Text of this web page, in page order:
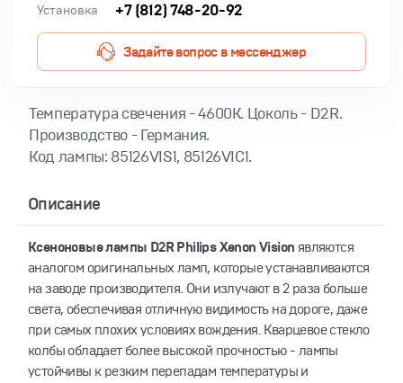
Установка +7 (812) 748-20-92
Задайте вопрос в мессенджер
Температура свечения - 4600К. Цоколь - D2R.
Производство - Германия.
Код лампы: 85126VIS1, 85126VIC1.
Описание
Ксеноновые лампы D2R Philips Xenon Vision являются
аналогом оригинальных ламп, которые устанавливаются
на заводе производителя. Они излучают в 2 раза больше
света, обеспечивая отличную видимость на дороге, даже
при самых плохих условиях вождения. Кварцевое стекло
колбы обладает более высокой прочностью - лампы
устойчивы к резким перепадам температуры и